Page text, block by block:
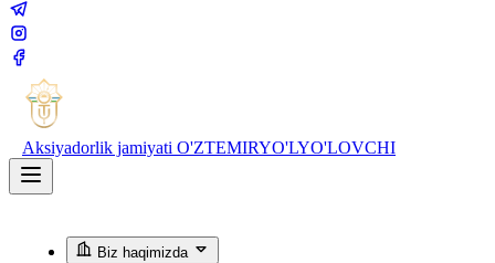
Aksiyadorlik jamiyati O'ZTEMIRYO'LYO'LOVCHI
Biz haqimizda